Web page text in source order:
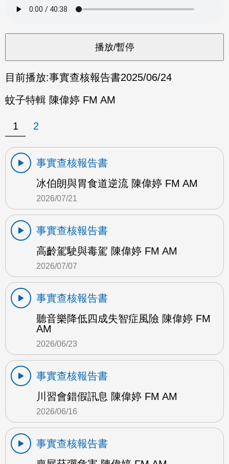
目前播放:事實查核報告書2025/06/24
蚊子特輯 陳偉婷 FM AM
1 2
事實查核報告書
冰伯朗與胃食道逆流 陳偉婷 FM AM
2026/07/21
事實查核報告書
高齡駕駛與毒駕 陳偉婷 FM AM
2026/07/07
事實查核報告書
聽音樂降低四成失智症風險 陳偉婷 FM
AM
2026/06/23
事實查核報告書
川習會錯假訊息 陳偉婷 FM AM
2026/06/16
事實查核報告書